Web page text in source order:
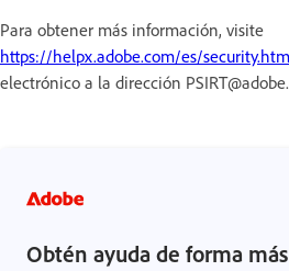
Para obtener más información, visite
https://helpx.adobe.com/es/
electrónico a la dirección
Obtén ayuda de forma